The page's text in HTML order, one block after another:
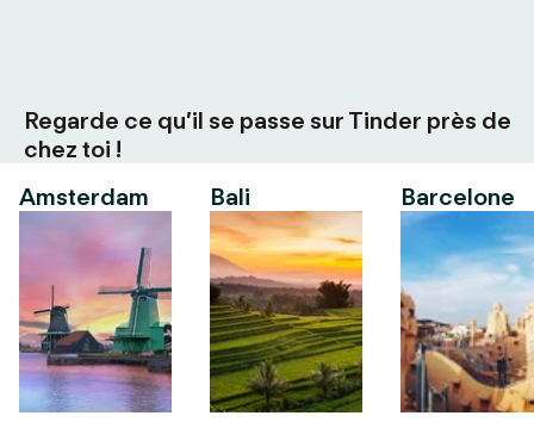
Regarde ce qu’il se passe sur Tinder près de
chez toi !
Amsterdam
Bali Barcelone